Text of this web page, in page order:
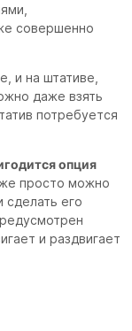
совершенно
и на штативе,
даже взять
потребуется
опция
просто можно
его
и раздвигает